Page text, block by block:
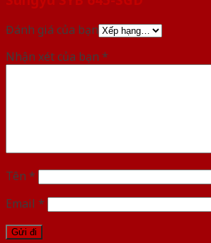
Đánh giá của bạn
Nhận xét của bạn *
Tên *
Email *